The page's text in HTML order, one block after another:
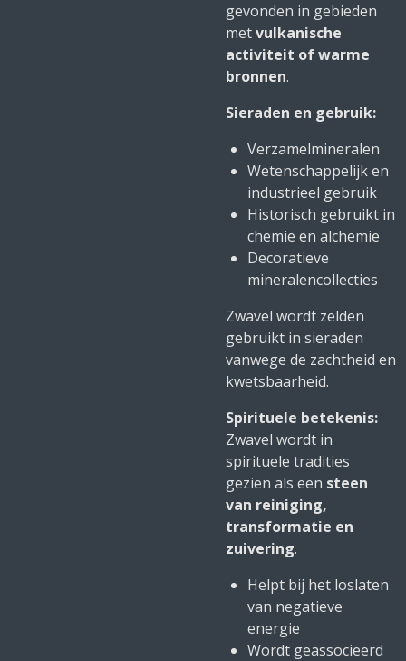
gevonden in gebieden
metvulkanische
activiteit of warme
bronnen.
Sieraden en gebruik:
Verzamelmineralen
Wetenschappelijk en
industrieel gebruik
Historisch gebruikt in
chemie en alchemie
Decoratieve
mineralencollecties
Zwavel wordt zelden
gebruikt in sieraden
vanwege de zachtheid en
kwetsbaarheid.
Spirituele betekenis:
Zwavel wordt in
spirituele tradities
gezien als een steen
van reiniging,
transformatie en
zuivering.
Helpt bij het loslaten
van negatieve
energie
Wordt geassocieerd